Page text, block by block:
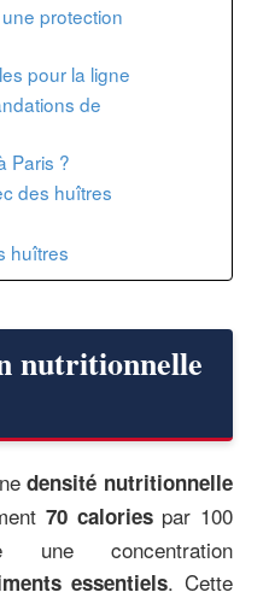
protection
pour la ligne
de
Paris ?
des huîtres
huîtres
nutritionnelle
densité nutritionnelle
70 caloriespar 100
une concentration
essentiels. Cette